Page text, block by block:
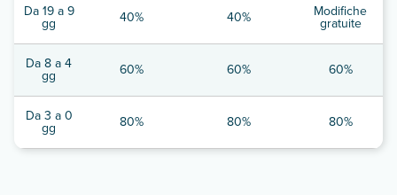
Da 19 a 9
gg 40% 40% Modifiche
gratuite
Da 8 a 4
gg 60% 60% 60%
Da 3 a 0
gg 80% 80% 80%